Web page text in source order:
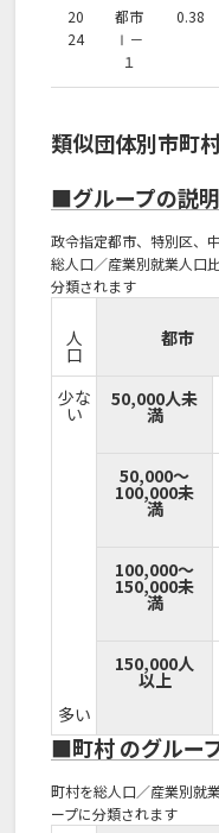
20
24
都市
Ⅰ－
１
0.38
類似団体別市町
■グループの説明
政令指定都市、特別区、
総人口／産業別就業人口
分類されます
人
口
都市
少な
い
多い
50,000人未
満
50,000～
100,000未
満
100,000～
150,000未
満
150,000人
以上
■町村 のグルー
町村を総人口／産業別就
ープに分類されます